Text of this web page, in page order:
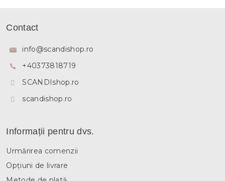
Contact
info@scandishop.ro
+40373818719
SCANDIshop.ro
scandishop.ro
Informații pentru dvs.
Urmărirea comenzii
Opțiuni de livrare